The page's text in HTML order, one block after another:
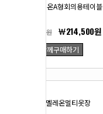
ML-카멜레온A형회의용테이블
￦294,800원 ￦214,500원
함께구매하기
ML-카멜레온멀티옷장